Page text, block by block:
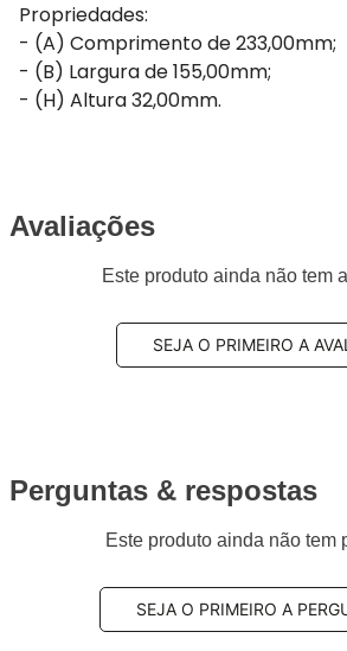
Propriedades:
- (A) Comprimento de 233,00mm;
- (B) Largura de 155,00mm;
- (H) Altura 32,00mm.
Avaliações
Este produto ainda não tem
SEJA O PRIMEIRO A
Perguntas & respostas
Este produto ainda não tem
SEJA O PRIMEIRO A